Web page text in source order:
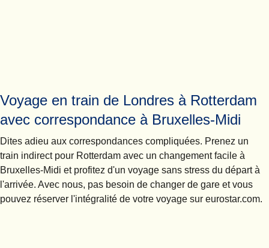
Voyage en train de Londres à Rotterdam
avec correspondance à Bruxelles-Midi
Dites adieu aux correspondances compliquées. Prenez un
train indirect pour Rotterdam avec un changement facile à
Bruxelles-Midi et profitez d'un voyage sans stress du départ à
l'arrivée. Avec nous, pas besoin de changer de gare et vous
pouvez réserver l'intégralité de votre voyage sur eurostar.com.